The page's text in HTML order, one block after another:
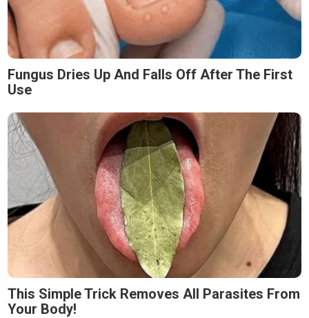
Fungus Dries Up And Falls Off After The First
Use
This Simple Trick Removes All Parasites From
Your Body!